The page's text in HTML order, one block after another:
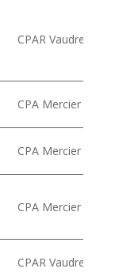
CPAR Vaudreuil
CPA Mercier
CPA Mercier
CPA Mercier
CPAR Vaudreuil